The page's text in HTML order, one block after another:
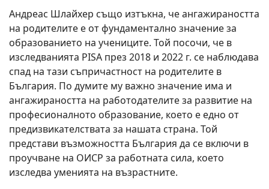
Андреас Шлайхер също изтъкна, че ангажираността
на родителите е от фундаментално значение за
образованието на учениците. Той посочи, че в
изследванията PISA през 2018 и 2022 г. се наблюдава
спад на тази съпричастност на родителите в
България. По думите му важно значение има и
ангажираността на работодателите за развитие на
професионалното образование, което е едно от
предизвикателствата за нашата страна. Той
представи възможността България да се включи в
проучване на ОИСР за работната сила, което
изследва уменията на възрастните.